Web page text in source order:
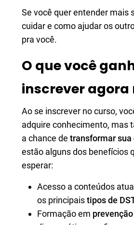
Se você quer entender mais
cuidar e como ajudar os
pra você.
O que você
inscrever agora
Ao se inscrever no curso,
adquire conhecimento, mas
a chance de transformar sua
estão alguns dos benefícios
esperar:
Acesso a conteúdos
os principaistipos de
Formação em